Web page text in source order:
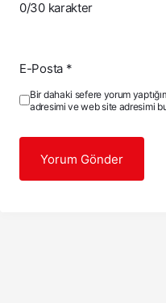
0/30 karakter
E-Posta*
Bir dahaki sefere yorum
adresimi ve web site adresimi
Yorum Gönder